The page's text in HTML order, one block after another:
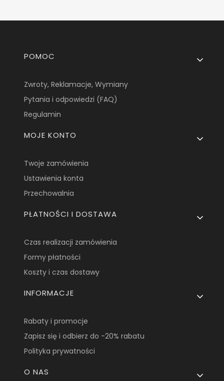
Linki w stopce
POMOC
Zwroty, Reklamacje, Wymiany
Pytania i odpowiedzi (FAQ)
Regulamin
MOJE KONTO
Twoje zamówienia
Ustawienia konta
Przechowalnia
PŁATNOŚCI I DOSTAWA
Czas realizacji zamówienia
Formy płatności
Koszty i czas dostawy
INFORMACJE
Rabaty i promocje
Zapisz się i odbierz do -20% rabatu
Polityka prywatności
O NAS